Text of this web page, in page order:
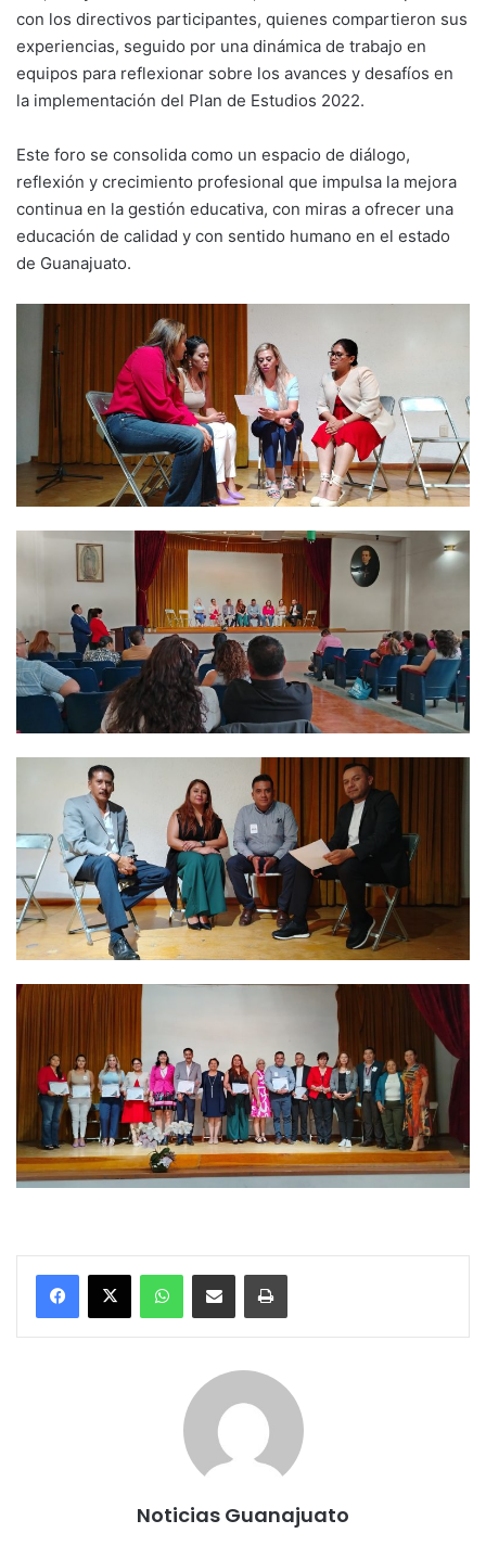
con los directivos participantes, quienes compartieron sus
experiencias, seguido por una dinámica de trabajo en
equipos para reflexionar sobre los avances y desafíos en
la implementación del Plan de Estudios 2022.
Este foro se consolida como un espacio de diálogo,
reflexión y crecimiento profesional que impulsa la mejora
continua en la gestión educativa, con miras a ofrecer una
educación de calidad y con sentido humano en el estado
de Guanajuato.
Noticias Guanajuato